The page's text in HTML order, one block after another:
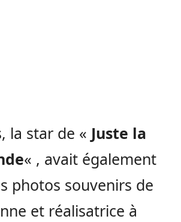
la star de « Juste la
« , avait également
photos souvenirs de
et réalisatrice à